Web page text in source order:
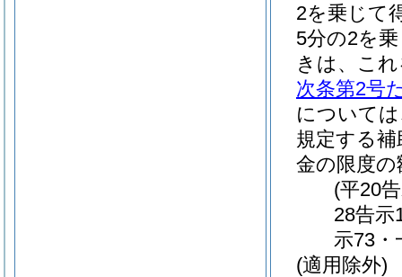
2を乗じて
5分の2を
きは、こ
次条第2号
について
規定する
金の限度
(平20
28告示
示73・
(適用除外)